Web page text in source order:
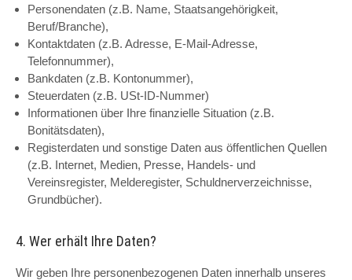
Personendaten (z.B. Name, Staatsangehörigkeit,
Beruf/Branche),
Kontaktdaten (z.B. Adresse, E-Mail-Adresse,
Telefonnummer),
Bankdaten (z.B. Kontonummer),
Steuerdaten (z.B. USt-ID-Nummer)
Informationen über Ihre finanzielle Situation (z.B.
Bonitätsdaten),
Registerdaten und sonstige Daten aus öffentlichen Quellen
(z.B. Internet, Medien, Presse, Handels- und
Vereinsregister, Melderegister, Schuldnerverzeichnisse,
Grundbücher).
4. Wer erhält Ihre Daten?
Wir geben Ihre personenbezogenen Daten innerhalb unseres